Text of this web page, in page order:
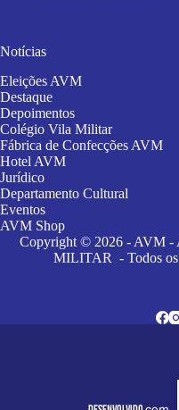
Notícias
Eleições AVM
Destaque
Depoimentos
Colégio Vila Militar
Fábrica de Confecções AVM
Hotel AVM
Jurídico
Departamento Cultural
Eventos
AVM Shop
Copyright © 2026 - AVM
MILITAR - Todos os